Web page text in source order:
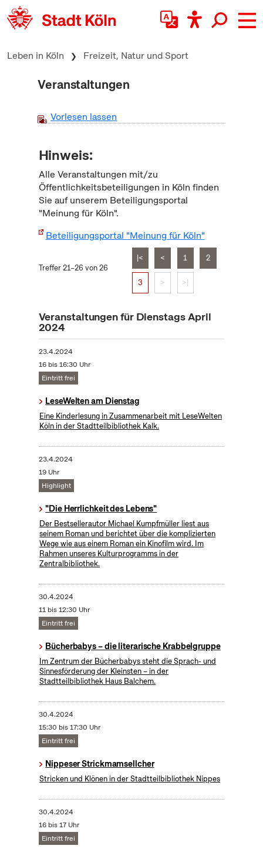
zum Inhalt springen
Leben in Köln Freizeit, Natur und Sport
Veranstaltungen
Vorlesen lassen
Hinweis:
Alle Veranstaltungen mit/zu
Öffentlichkeitsbeteiligungen in Köln finden
Sie auf unserem Beteiligungsportal
"Meinung für Köln".
Beteiligungsportal "Meinung für Köln"
Treffer 21–26 von 26
|< < 1 2
3 > >|
Veranstaltungen für Dienstags April
2024
23.4.2024
16 bis 16:30 Uhr
Eintritt frei
LeseWelten am Dienstag
Eine Kinderlesung in Zusammenarbeit mit LeseWelten
Köln in der Stadtteilbibliothek Kalk.
23.4.2024
19 Uhr
Highlight
"Die Herrlichkeit des Lebens"
Der Bestsellerautor Michael Kumpfmüller liest aus
seinem Roman und berichtet über die komplizierten
Wege wie aus einem Roman ein Kinofilm wird. Im
Rahmen unseres Kulturprogramms in der
Zentralbibliothek.
30.4.2024
11 bis 12:30 Uhr
Eintritt frei
Bücherbabys – die literarische Krabbelgruppe
Im Zentrum der Bücherbabys steht die Sprach- und
Sinnesförderung der Kleinsten – in der
Stadtteilbibliothek Haus Balchem.
30.4.2024
15:30 bis 17:30 Uhr
Eintritt frei
Nippeser Strickmamsellcher
Stricken und Klönen in der Stadtteilbibliothek Nippes
30.4.2024
16 bis 17 Uhr
Eintritt frei